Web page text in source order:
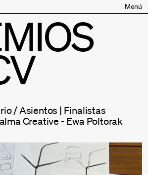
Menú
/ Asientos | Finalistas
Creative - Ewa Poltorak